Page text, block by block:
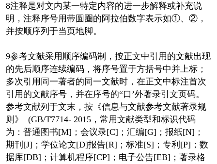
8注释是对文内某一特定内容的进一步解释或补充说
明，注释序号用带圆圈的阿拉伯数字表示如①、②，
并按顺序列于当页地脚。
9参考文献采用顺序编码制，按正文中引用的文献出现
的先后顺序连续编码，将序号置于方括号中并上标；
多次引用同一著者的同一文献时，在正文中标注首次
引用的文献序号，并在序号的“口’外著录引文页码。
参考文献列于文末，按《信息与文献参考文献著录规
则》 (GB/T7714- 2015，常用文献类型和标识代码
为：普通图书[M]；会议录[C]；汇编[G]；报纸[N]；
期刊[J]；学位论文[D]报告[R]；标准[S]；专利[P]；数
据库[DB]；计算机程序[CP]；电子公告[EB]；著录格